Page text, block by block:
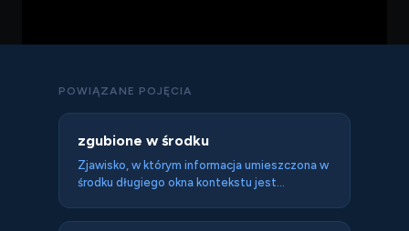
POWIĄZANE POJĘCIA
zgubione w środku
Zjawisko, w którym informacja umieszczona w
środku długiego okna kontekstu jest